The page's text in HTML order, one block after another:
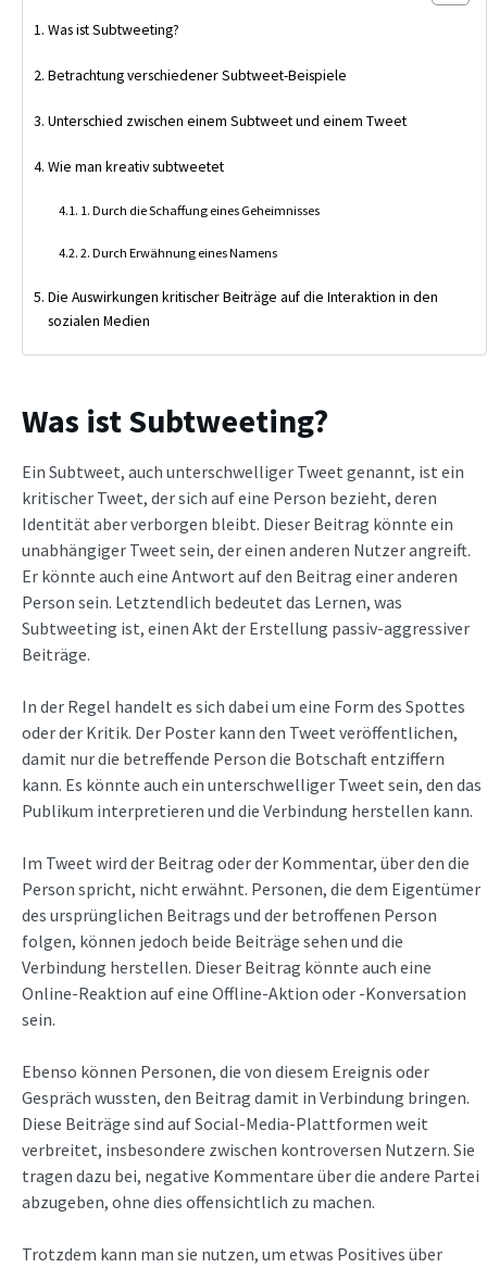
Was ist Subtweeting?
Betrachtung verschiedener Subtweet-Beispiele
Unterschied zwischen einem Subtweet und einem Tweet
Wie man kreativ subtweetet
1. Durch die Schaffung eines Geheimnisses
2. Durch Erwähnung eines Namens
Die Auswirkungen kritischer Beiträge auf die Interaktion in den
sozialen Medien
Was ist Subtweeting?
Ein Subtweet, auch unterschwelliger Tweet genannt, ist ein
kritischer Tweet, der sich auf eine Person bezieht, deren
Identität aber verborgen bleibt. Dieser Beitrag könnte ein
unabhängiger Tweet sein, der einen anderen Nutzer angreift.
Er könnte auch eine Antwort auf den Beitrag einer anderen
Person sein. Letztendlich bedeutet das Lernen, was
Subtweeting ist, einen Akt der Erstellung passiv-aggressiver
Beiträge.
In der Regel handelt es sich dabei um eine Form des Spottes
oder der Kritik. Der Poster kann den Tweet veröffentlichen,
damit nur die betreffende Person die Botschaft entziffern
kann. Es könnte auch ein unterschwelliger Tweet sein, den das
Publikum interpretieren und die Verbindung herstellen kann.
Im Tweet wird der Beitrag oder der Kommentar, über den die
Person spricht, nicht erwähnt. Personen, die dem Eigentümer
des ursprünglichen Beitrags und der betroffenen Person
folgen, können jedoch beide Beiträge sehen und die
Verbindung herstellen. Dieser Beitrag könnte auch eine
Online-Reaktion auf eine Offline-Aktion oder -Konversation
sein.
Ebenso können Personen, die von diesem Ereignis oder
Gespräch wussten, den Beitrag damit in Verbindung bringen.
Diese Beiträge sind auf Social-Media-Plattformen weit
verbreitet, insbesondere zwischen kontroversen Nutzern. Sie
tragen dazu bei, negative Kommentare über die andere Partei
abzugeben, ohne dies offensichtlich zu machen.
Trotzdem kann man sie nutzen, um etwas Positives über